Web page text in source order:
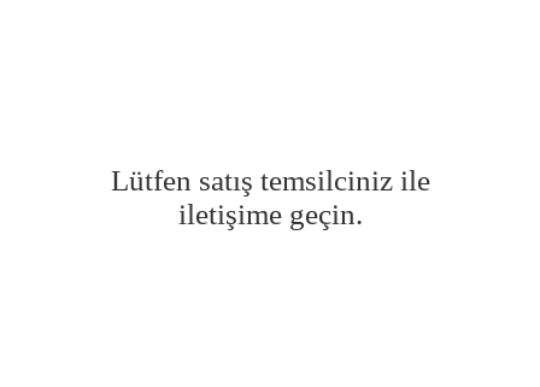
Lütfen satış temsilciniz ile
iletişime geçin.